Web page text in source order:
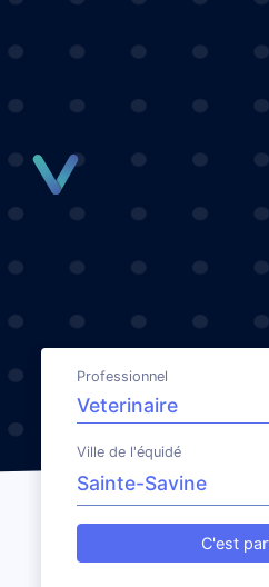
Professionnel
Ville de l'équidé
C'est